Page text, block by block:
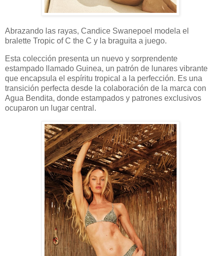
Abrazando las rayas, Candice Swanepoel modela el
bralette Tropic of C the C y la braguita a juego.
Esta colección presenta un nuevo y sorprendente
estampado llamado Guinea, un patrón de lunares vibrante
que encapsula el espíritu tropical a la perfección. Es una
transición perfecta desde la colaboración de la marca con
Agua Bendita, donde estampados y patrones exclusivos
ocuparon un lugar central.